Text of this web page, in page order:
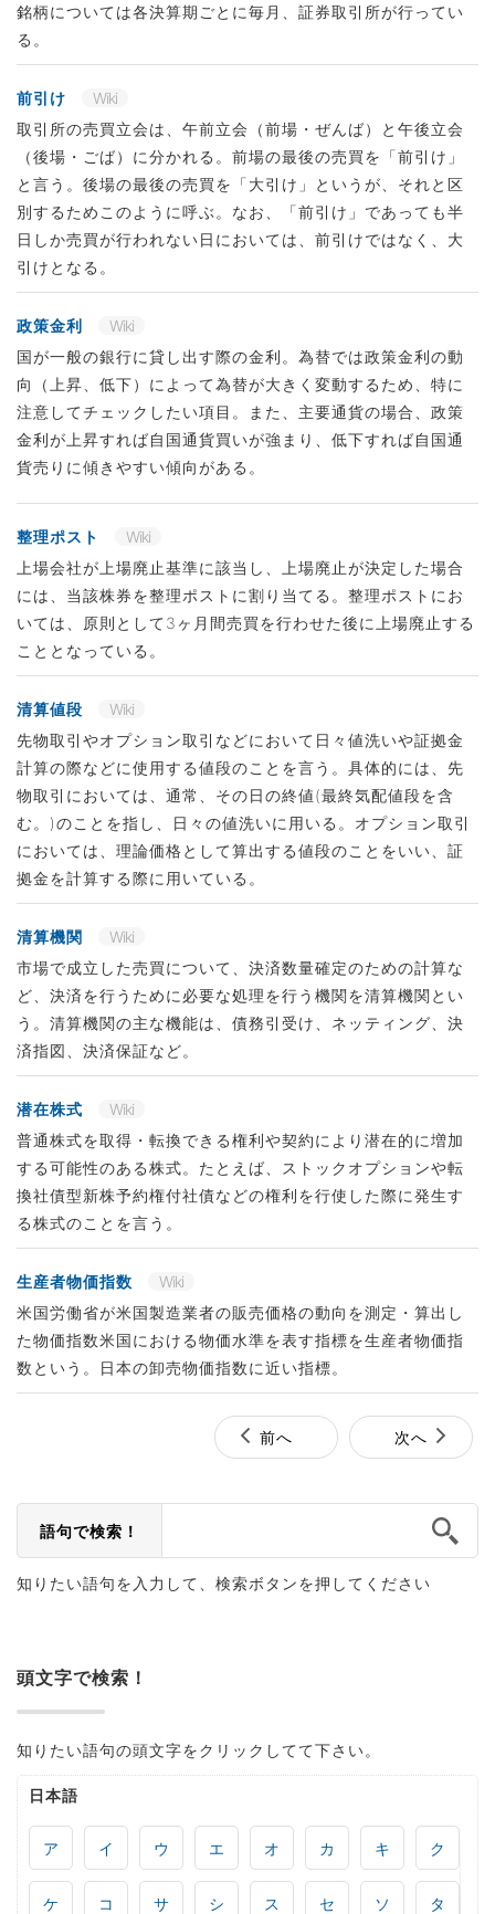
銘柄については各決算期ごとに毎月、証券取引所が行ってい
る。
前引け
Wiki
取引所の売買立会は、午前立会（前場・ぜんば）と午後立会
（後場・ごば）に分かれる。前場の最後の売買を「前引け」
と言う。後場の最後の売買を「大引け」というが、それと区
別するためこのように呼ぶ。なお、「前引け」であっても半
日しか売買が行われない日においては、前引けではなく、大
引けとなる。
政策金利
Wiki
国が一般の銀行に貸し出す際の金利。為替では政策金利の動
向（上昇、低下）によって為替が大きく変動するため、特に
注意してチェックしたい項目。また、主要通貨の場合、政策
金利が上昇すれば自国通貨買いが強まり、低下すれば自国通
貨売りに傾きやすい傾向がある。
整理ポスト
Wiki
上場会社が上場廃止基準に該当し、上場廃止が決定した場合
には、当該株券を整理ポストに割り当てる。整理ポストにお
いては、原則として3ヶ月間売買を行わせた後に上場廃止する
こととなっている。
清算値段
Wiki
先物取引やオプション取引などにおいて日々値洗いや証拠金
計算の際などに使用する値段のことを言う。具体的には、先
物取引においては、通常、その日の終値(最終気配値段を含
む。)のことを指し、日々の値洗いに用いる。オプション取引
においては、理論価格として算出する値段のことをいい、証
拠金を計算する際に用いている。
清算機関
Wiki
市場で成立した売買について、決済数量確定のための計算な
ど、決済を行うために必要な処理を行う機関を清算機関とい
う。清算機関の主な機能は、債務引受け、ネッティング、決
済指図、決済保証など。
潜在株式
Wiki
普通株式を取得・転換できる権利や契約により潜在的に増加
する可能性のある株式。たとえば、ストックオプションや転
換社債型新株予約権付社債などの権利を行使した際に発生す
る株式のことを言う。
生産者物価指数
Wiki
米国労働省が米国製造業者の販売価格の動向を測定・算出し
た物価指数米国における物価水準を表す指標を生産者物価指
数という。日本の卸売物価指数に近い指標。
前へ 次へ
語句で検索！
知りたい語句を入力して、検索ボタンを押してください
頭文字で検索！
知りたい語句の頭文字をクリックしてて下さい。
日本語
ア イ ウ エ オ カ キ ク
ケ コ サ シ ス セ ソ タ